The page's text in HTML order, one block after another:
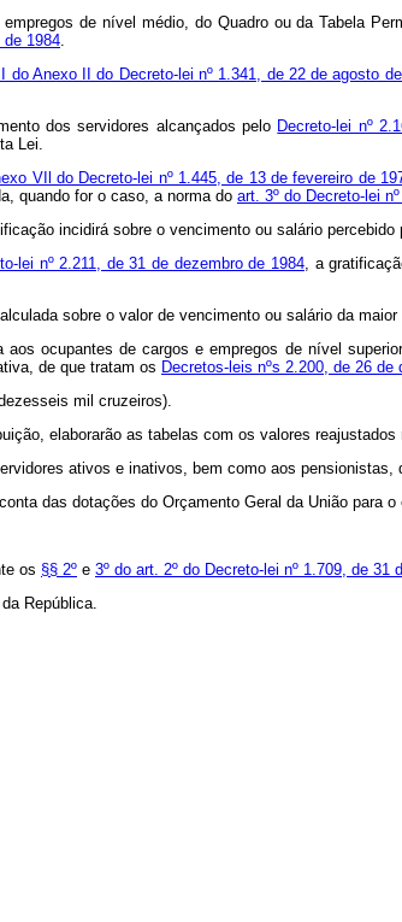
de nível médio, do Quadro ou da Tabela
de 1984.
do Anexo II do Decreto-lei nº 1.341, de 22 de agosto
dos servidores alcançados pelo Decreto-lei nº
Lei.
VIl do Decreto-lei nº 1.445, de 13 de fevereiro de
quando for o caso, a norma do art. 3º do Decreto-lei
incidirá sobre o vencimento ou salário
lei nº 2.211, de 31 de dezembro de 1984, a
sobre o valor de vencimento ou salário da
ocupantes de cargos e empregos de nível
de que tratam os Decretos-leis nºs 2.200, de 26 de
mil cruzeiros).
elaborarão as tabelas com os valores
ativos e inativos, bem como aos pensionistas,
das dotações do Orçamento Geral da União para
os §§ 2º e 3º do art. 2º do Decreto-lei nº 1.709, de 31
República.